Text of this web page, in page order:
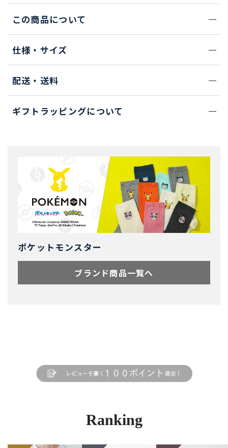
この商品について
仕様・サイズ
配送・送料
ギフトラッピングについて
ポケットモンスター
ブランド商品一覧へ
Ranking